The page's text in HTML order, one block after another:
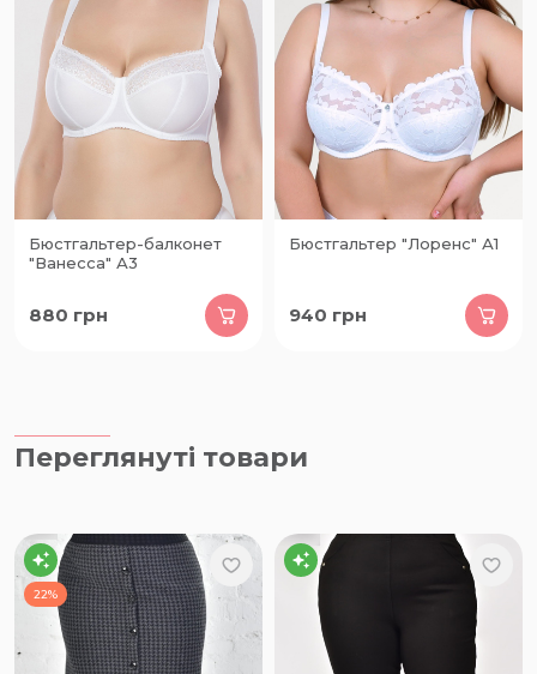
Бюстгальтер-балконет
"Ванесcа" А3
880 грн
Бюстгальтер "Лоренс" А1
940 грн
Переглянуті товари
22%